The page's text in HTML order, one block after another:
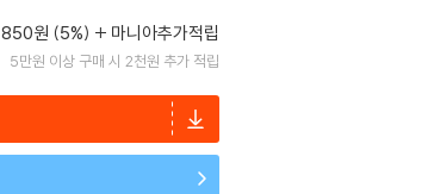
850원 (5%) 마니아추가적립
5만원 이상 구매 시 2천원 추가 적립